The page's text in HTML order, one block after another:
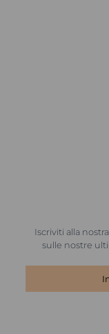
Iscriviti alla
sulle nostre